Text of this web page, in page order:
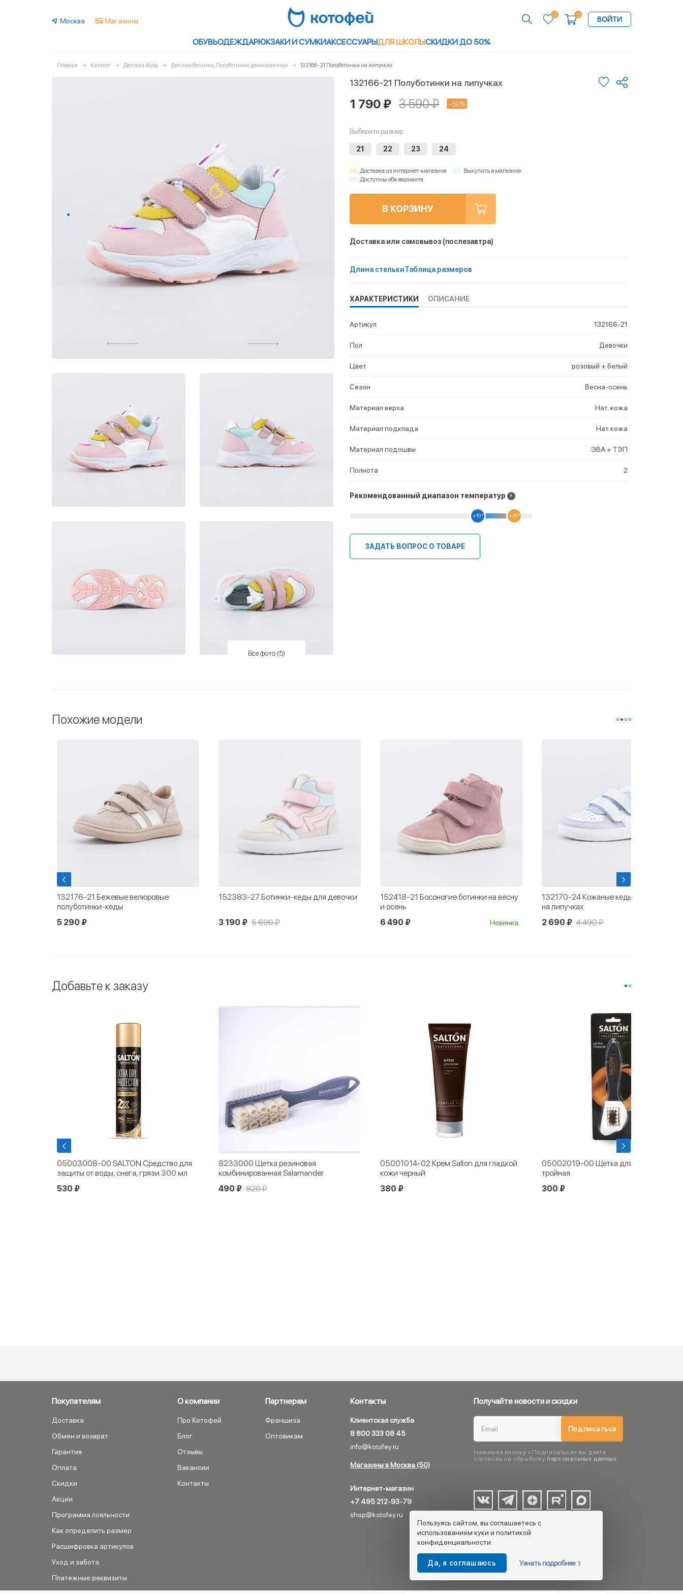
Москва Магазины
0 0
ВОЙТИ
ОБУВЬОДЕЖДАРЮКЗАКИ И СУМКИАКСЕССУАРЫДЛЯ ШКОЛЫСКИДКИ ДО 50%
Главная Каталог Детская обувь Детские ботинки, Полуботинки демисезонные 132166-21 Полуботинки на липучках
Все фото (5)
132166-21 Полуботинки на липучках
1 790 ₽ 3 590 ₽ -50%
Выберите размер
21 22 23 24
Доставка из интернет-магазина
Выкупить в магазине
Доступны оба варианта
В КОРЗИНУ
Доставка или самовывоз (послезавтра)
Длина стелькиТаблица размеров
ХАРАКТЕРИСТИКИ ОПИСАНИЕ
Артикул 132166-21
Пол Девочки
Цвет розовый + белый
Сезон Весна-осень
Материал верха Нат. кожа
Материал подклада Нат.кожа
Материал подошвы ЭВА + ТЭП
Полнота 2
Рекомендованный диапазон температур
+10 ° +20 °
ЗАДАТЬ ВОПРОС О ТОВАРЕ
Похожие модели
132176-21 Бежевые велюровые
полуботинки-кеды
5 290 ₽
152383-27 Ботинки-кеды для девочки
3 190 ₽ 5 690 ₽
152418-21 Босоногие ботинки на весну
и осень
6 490 ₽
Новинка
132170-24 Кожаные кеды-полуботинки
на липучках
2 690 ₽ 4 490 ₽
Добавьте к заказу
05003008-00 SALTON Средство для
защиты от воды, снега, грязи 300 мл
530 ₽
8233000 Щетка резиновая
комбинированная Salamander
490 ₽ 820 ₽
05001014-02 Крем Salton для гладкой
кожи черный
380 ₽
05002019-00 Щетка для обуви
тройная
300 ₽
Покупателям
Доставка
Обмен и возврат
Гарантия
Оплата
Скидки
Акции
Программа лояльности
Как определить размер
Расшифровка артикулов
Уход и забота
Платежные реквизиты
О компании
Про Котофей
Блог
Отзывы
Вакансии
Контакты
Партнерам
Франшиза
Оптовикам
Контакты
Клиентская служба
8 800 333 08 45
info@kotofey.ru
Магазины в Москва (50)
Интернет-магазин
+7 495 212-93-79
shop@kotofey.ru
Получайте новости и скидки
Подписаться
Нажимая кнопку «Подписаться» вы даете
согласие на обработку персональных данных
Пользуясь сайтом, вы соглашаетесь с
использованием куки и политикой
конфиденциальности
Да, я соглашаюсь Узнать подробнее